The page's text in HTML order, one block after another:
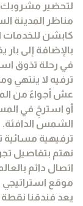
لتحضير
مناظر المدينة
كابشن للخدمات
بالإضافة إلى
في رحلة تذوق
ترفيه لا ينتهي
عش أجواءً من
أو استرخِ في
الشمس الدافئة.
ترفيهية مسائية
نهتم بتفاصيل
اتصال دائم
موقع
يعد فندقنا